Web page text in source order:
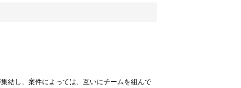
結し、案件によっては、互いにチームを組んで